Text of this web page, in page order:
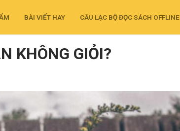
BÀI VIẾT HAY CÂU LẠC BỘ ĐỌC SÁCH OFFLINE
KHÔNG GIỎI?